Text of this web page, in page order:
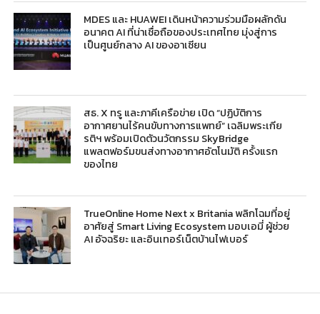
MDES และ HUAWEI เดินหน้าความร่วมมือผลักดัน
อนาคต AI ที่น่าเชื่อถือของประเทศไทย มุ่งสู่การ
เป็นศูนย์กลาง AI ของอาเซียน
สธ. X ทรู และภาคีเครือข่าย เปิด “ปฏิบัติการ
อากาศยานไร้คนขับทางการแพทย์” เฉลิมพระเกีย
รติฯ พร้อมเปิดตัวนวัตกรรม SkyBridge
แพลตฟอร์มขนส่งทางอากาศอัตโนมัติ ครั้งแรก
ของไทย
TrueOnline Home Next x Britania พลิกโฉมที่อยู่
อาศัยสู่ Smart Living Ecosystem มอบเอมี่ ผู้ช่วย
AI อัจฉริยะ และอินเทอร์เน็ตบ้านไฟเบอร์